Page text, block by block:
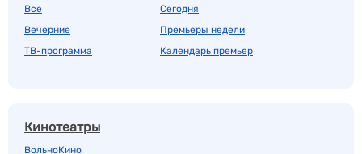
Все
Вечерние
ТВ-программа
Сегодня
Премьеры недели
Календарь премьер
Кинотеатры
ВольноКино